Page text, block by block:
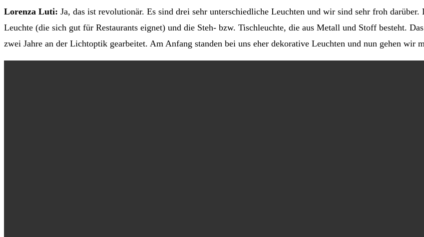
Lorenza Luti: Ja, das ist revolutionär. Es sind drei sehr unterschiedliche Leuchten und wir sind sehr froh
Leuchte (die sich gut für Restaurants eignet) und die Steh- bzw. Tischleuchte, die aus Metall und Stoff besteht.
zwei Jahre an der Lichtoptik gearbeitet. Am Anfang standen bei uns eher dekorative Leuchten und nun gehen wir